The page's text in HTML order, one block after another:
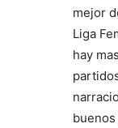
mejor
Liga
hay